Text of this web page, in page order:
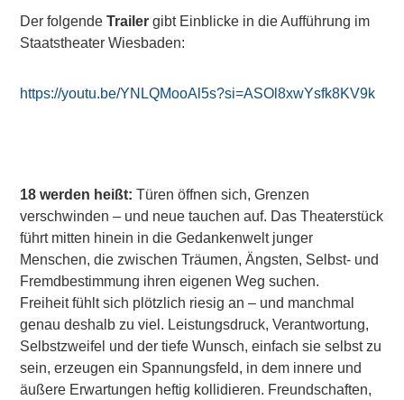
Der folgendeTrailer gibt Einblicke in die Aufführung im
Staatstheater Wiesbaden:
https://youtu.be/YNLQMooAl5s?si=ASOl8xwYsfk8KV9k
18 werden heißt: Türen öffnen sich, Grenzen
verschwinden – und neue tauchen auf. Das Theaterstück
führt mitten hinein in die Gedankenwelt junger
Menschen, die zwischen Träumen, Ängsten, Selbst- und
Fremdbestimmung ihren eigenen Weg suchen.
Freiheit fühlt sich plötzlich riesig an – und manchmal
genau deshalb zu viel. Leistungsdruck, Verantwortung,
Selbstzweifel und der tiefe Wunsch, einfach sie selbst zu
sein, erzeugen ein Spannungsfeld, in dem innere und
äußere Erwartungen heftig kollidieren. Freundschaften,